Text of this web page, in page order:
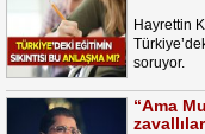
Hayrettin
soruyor.
“Ama
zavallılar